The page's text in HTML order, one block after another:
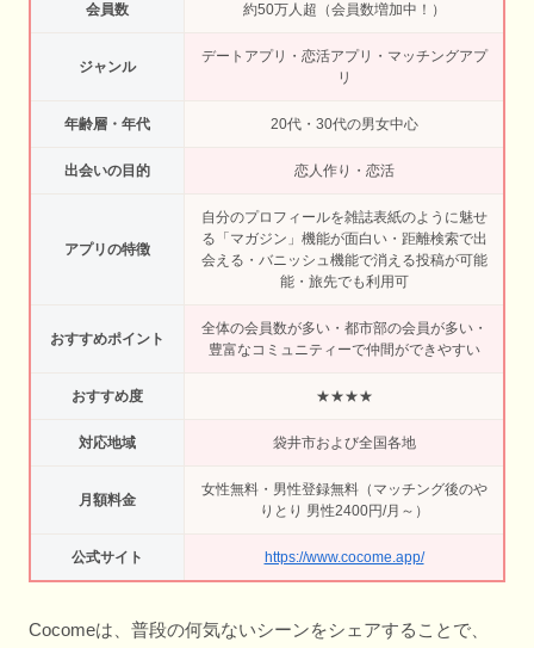
会員数 約50万人超（会員数増加中！）
ジャンル
デートアプリ・恋活アプリ・マッチングアプ
リ
年齢層・年代 20代・30代の男女中心
出会いの目的 恋人作り・恋活
アプリの特徴
自分のプロフィールを雑誌表紙のように魅せ
る「マガジン」機能が面白い・距離検索で出
会える・バニッシュ機能で消える投稿が可能
能・旅先でも利用可
おすすめポイント
全体の会員数が多い・都市部の会員が多い・
豊富なコミュニティーで仲間ができやすい
おすすめ度 ★★★★
対応地域 袋井市および全国各地
月額料金
女性無料・男性登録無料（マッチング後のや
りとり 男性2400円/月～）
公式サイト https://www.cocome.app/
Cocomeは、普段の何気ないシーンをシェアすることで、